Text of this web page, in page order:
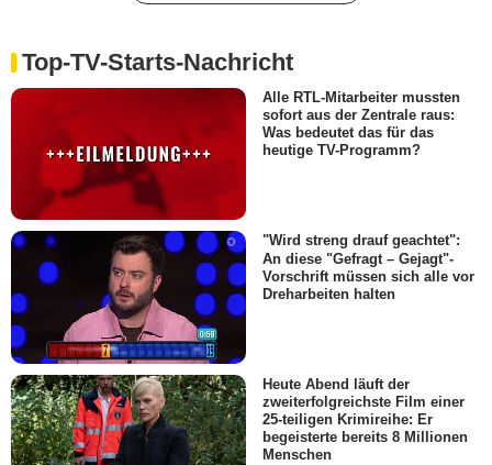
Top-TV-Starts-Nachricht
Alle RTL-Mitarbeiter mussten
sofort aus der Zentrale raus:
Was bedeutet das für das
heutige TV-Programm?
"Wird streng drauf geachtet":
An diese "Gefragt – Gejagt"-
Vorschrift müssen sich alle vor
Dreharbeiten halten
Heute Abend läuft der
zweiterfolgreichste Film einer
25-teiligen Krimireihe: Er
begeisterte bereits 8 Millionen
Menschen